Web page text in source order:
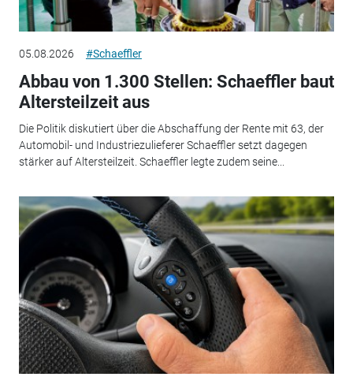
05.08.2026 #Schaeffler
Abbau von 1.300 Stellen: Schaeffler baut
Altersteilzeit aus
Die Politik diskutiert über die Abschaffung der Rente mit 63, der
Automobil- und Industriezulieferer Schaeffler setzt dagegen
stärker auf Altersteilzeit. Schaeffler legte zudem seine...